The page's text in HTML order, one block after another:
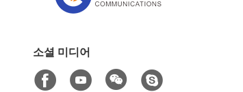
소셜 미디어